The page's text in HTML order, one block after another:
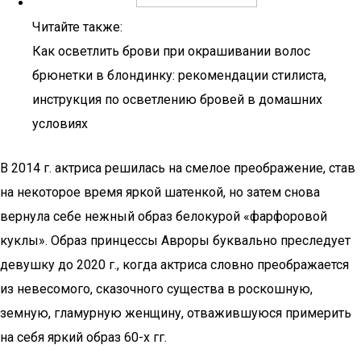
Читайте также:
Как осветлить брови при окрашивании волос
брюнетки в блондинку: рекомендации стилиста,
инструкция по осветлению бровей в домашних
условиях
В 2014 г. актриса решилась на смелое преображение, став
на некоторое время яркой шатенкой, но затем снова
вернула себе нежный образ белокурой «фарфоровой
куклы». Образ принцессы Авроры буквально преследует
девушку до 2020 г., когда актриса словно преображается
из невесомого, сказочного существа в роскошную,
земную, гламурную женщину, отважившуюся примерить
на себя яркий образ 60-х гг.